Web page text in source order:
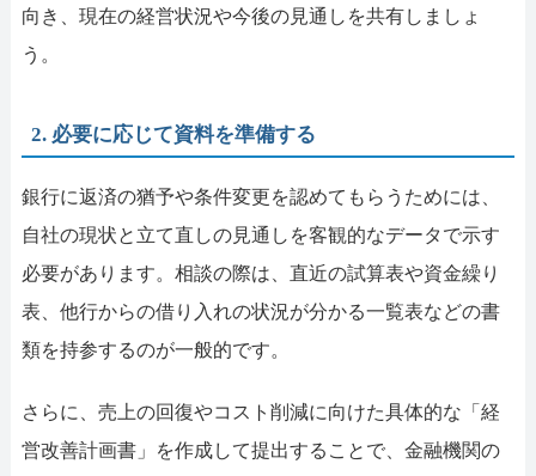
向き、現在の経営状況や今後の見通しを共有しましょ
う。
2. 必要に応じて資料を準備する
銀行に返済の猶予や条件変更を認めてもらうためには、
自社の現状と立て直しの見通しを客観的なデータで示す
必要があります。相談の際は、直近の試算表や資金繰り
表、他行からの借り入れの状況が分かる一覧表などの書
類を持参するのが一般的です。
さらに、売上の回復やコスト削減に向けた具体的な「経
営改善計画書」を作成して提出することで、金融機関の